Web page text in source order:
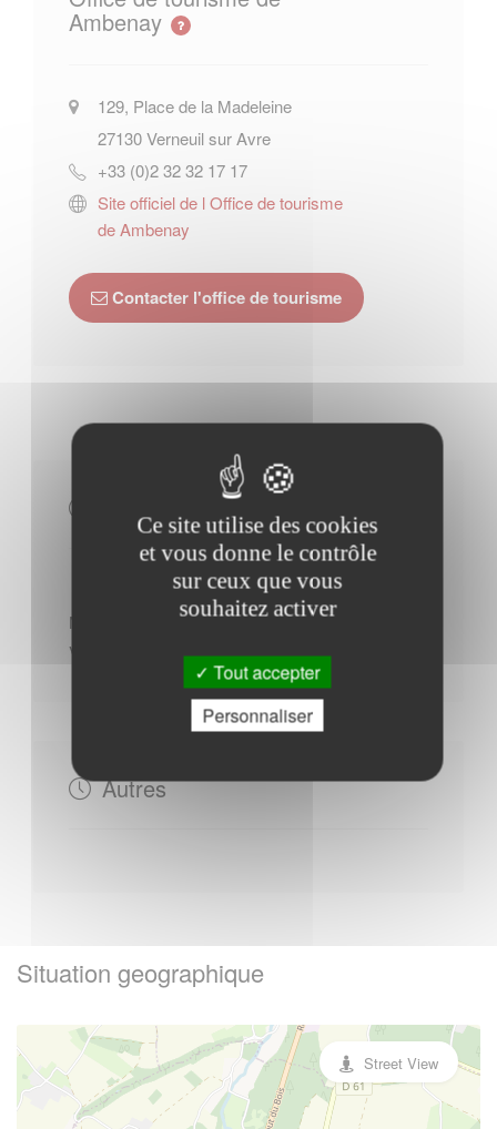
Ambenay
129, Place de la Madeleine
27130Verneuil sur Avre
+33 (0)2 32 32 17 17
Site officiel de l Office de tourisme
de Ambenay
Contacter l'office de tourisme
Horaires Mairie
Mardi : - 10h30 à 12h00
Vendredi : - 16h00 à 18h00
Autres
Situation geographique
Street View
Ce site utilise des cookies
et vous donne le contrôle
sur ceux que vous
souhaitez activer
Tout accepter
Personnaliser